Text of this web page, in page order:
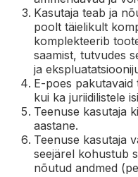
Kasutaja teab ja
poolt täielikult
komplekteerib
saamist, tutvudes
ja
E-poes pakutavaid
kui ka juriidilistele
Teenuse kasutaja
aastane.
Teenuse kasutaja
seejärel kohustub
nõutud andmed